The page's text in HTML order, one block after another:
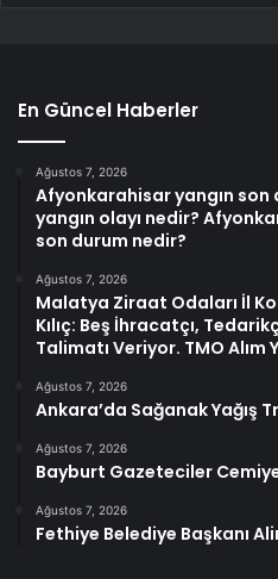
En Güncel Haberler
Ağustos 7, 2026
Afyonkarahisar yangın
yangın olayı nedir?
son durum nedir?
Ağustos 7, 2026
Malatya Ziraat Odaları İl
Kılıç: Beş İhracatçı,
Talimatı Veriyor. TMO Alım
Ağustos 7, 2026
Ankara’da Sağanak Yağış
Ağustos 7, 2026
Bayburt Gazeteciler
Ağustos 7, 2026
Fethiye Belediye Başkanı